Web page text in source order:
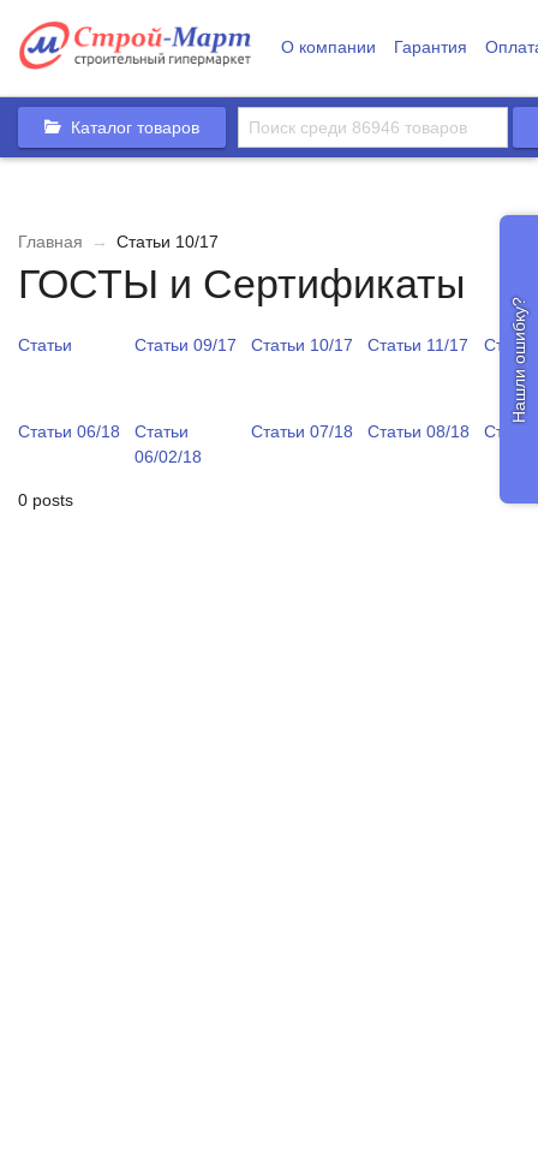
О компании Гарантия
Каталог товаров
Главная → Статьи 10/17
ГОСТЫ и Сертификаты
Статьи Статьи 09/17 Статьи 10/17 Статьи 11/17
Статьи 06/18
Статьи
06/02/18
Статьи 07/18 Статьи 08/18
0 posts
Нашли ошибку?